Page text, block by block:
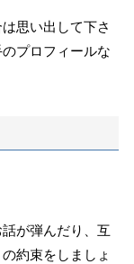
思い出して下さ
プロフィールな
が弾んだり、互
約束をしましょ